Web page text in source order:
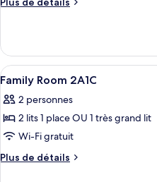
chambre :
le
type
de
chambre
Chambre
Familiale
Afficher
toutes
les
photos
pour
ce
7
Family Room 2A1C
2 personnes
2 lits 1 place OU 1 très grand lit
Wi-Fi gratuit
Plus de détails
Plus